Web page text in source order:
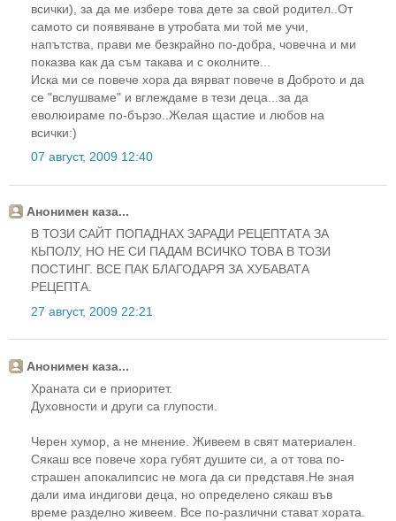
всички), за да ме избере това дете за свой родител..От
самото си появяване в утробата ми той ме учи,
напътства, прави ме безкрайно по-добра, човечна и ми
показва как да съм такава и с околните...
Иска ми се повече хора да вярват повече в Доброто и да
се "вслушваме" и вглеждаме в тези деца...за да
еволюираме по-бързо..Желая щастие и любов на
всички:)
07 август, 2009 12:40
Анонимен каза...
В ТОЗИ САЙТ ПОПАДНАХ ЗАРАДИ РЕЦЕПТАТА ЗА
КЬПОЛУ, НО НЕ СИ ПАДАМ ВСИЧКО ТОВА В ТОЗИ
ПОСТИНГ. ВСЕ ПАК БЛАГОДАРЯ ЗА ХУБАВАТА
РЕЦЕПТА.
27 август, 2009 22:21
Анонимен каза...
Храната си е приоритет.
Духовности и други са глупости.
Черен хумор, а не мнение. Живеем в свят материален.
Сякаш все повече хора губят душите си, а от това по-
страшен апокалипсис не мога да си представя.Не зная
дали има индигови деца, но определено сякаш във
време разделно живеем. Все по-различни стават хората.